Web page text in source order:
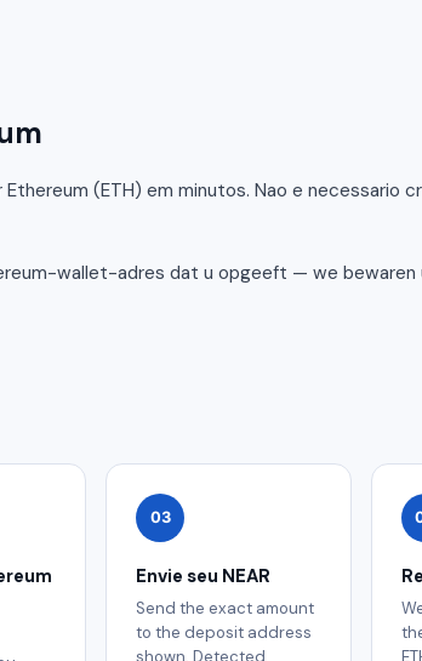
(ETH) em minutos. Nao e necessario
wallet-adres dat u opgeeft — we
03
Envie seu NEAR
Send the exact amount
to the deposit address